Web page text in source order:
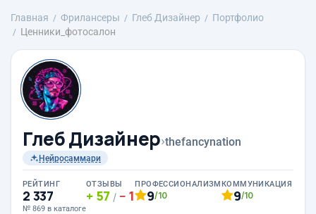
Главная Фрилансеры Глеб Дизайнер
Портфолио
Ценники_фотосалон
Глеб Дизайнер›thefancynation
Нейросаммари
РЕЙТИНГ
2 337
№ 869 в каталоге
ОТЗЫВЫ
57 / 1
ПРОФЕССИОНАЛИЗМ
9/10
КОММУНИКАЦИЯ
9/10